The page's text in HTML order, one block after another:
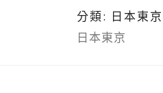
分類: 日本東京
日本東京